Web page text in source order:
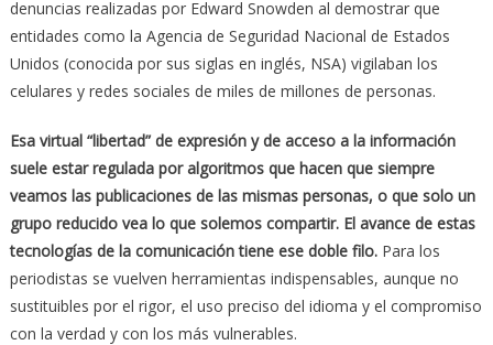
denuncias realizadas por Edward Snowden al demostrar que
entidades como la Agencia de Seguridad Nacional de Estados
Unidos (conocida por sus siglas en inglés, NSA) vigilaban los
celulares y redes sociales de miles de millones de personas.
Esa virtual “libertad” de expresión y de acceso a la información
suele estar regulada por algoritmos que hacen que siempre
veamos las publicaciones de las mismas personas, o que solo un
grupo reducido vea lo que solemos compartir. El avance de estas
tecnologías de la comunicación tiene ese doble filo.Para los
periodistas se vuelven herramientas indispensables, aunque no
sustituibles por el rigor, el uso preciso del idioma y el compromiso
con la verdad y con los más vulnerables.